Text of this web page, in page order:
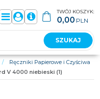
MenuPanel
Info
SZUKAJ
TWÓJ KOSZYK:
0,00 PLN
/
Ręczniki Papierowe i Czyściwa
V 4000 niebieski (1)